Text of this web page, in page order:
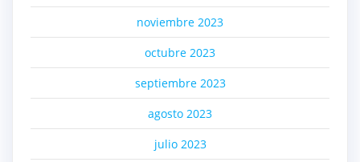
noviembre 2023
octubre 2023
septiembre 2023
agosto 2023
julio 2023